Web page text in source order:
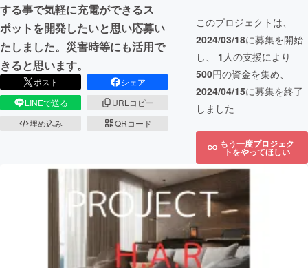
する事で気軽に充電ができるス
ポットを開発したいと思い応募い
たしました。災害時等にも活用で
きると思います。
ポスト
シェア
LINEで送る
URLコピー
埋め込み
QRコード
このプロジェクトは、
2024/03/18に募集を開始
し、 1 人の支援により
500円の資金を集め、
2024/04/15に募集を終了
しました
もう一度プロジェク
トをやってほしい